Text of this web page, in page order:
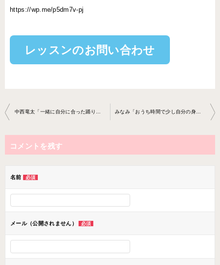
https://wp.me/p5dm7v-pj
レッスンのお問い合わせ
投
稿
ナ
ビ
ョ
ン
コメントを残す
名前 必須
メール（公開されません） 必須